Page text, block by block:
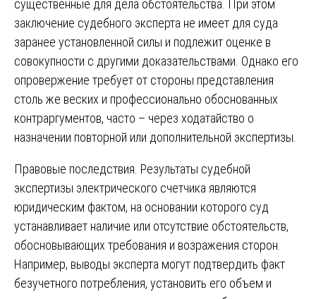
существенные для дела обстоятельства. При этом
заключение судебного эксперта не имеет для суда
заранее установленной силы и подлежит оценке в
совокупности с другими доказательствами. Однако его
опровержение требует от стороны представления
столь же веских и профессионально обоснованных
контраргументов, часто – через ходатайство о
назначении повторной или дополнительной экспертизы.
Правовые последствия. Результаты судебной
экспертизы электрического счетчика являются
юридическим фактом, на основании которого суд
устанавливает наличие или отсутствие обстоятельств,
обосновывающих требования и возражения сторон.
Например, выводы эксперта могут подтвердить факт
безучетного потребления, установить его объем и